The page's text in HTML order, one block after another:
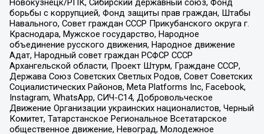
Новокузнецк/РПК, Сибирский державный союз, Фонд
борьбы с коррупцией, Фонд защиты прав граждан, Штабы
Навального, Совет граждан СССР Прикубанского округа г.
Краснодара, Мужское государство, Народное
объединение русского движения, Народное движение
Адат, Народный совет граждан РСФСР СССР
Архангельской области, Проект Штурм, Граждане СССР,
Держава Союз Советских Светлых Родов, Совет Советских
Социалистических Районов, Meta Platforms Inc, Facebook,
Instagram, WhatsApp, СИЧ-С14, Добровольческое
Движение Организации украинских националистов, Черный
Комитет, Татарстанское Региональное Всетатарское
общественное движение, Невоград, Молодежное